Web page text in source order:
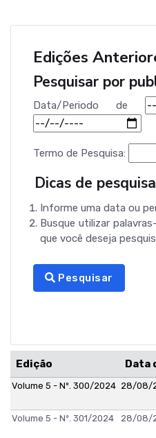
Edições
Pesquisar por
Data/Periodo de
Termo de Pesquisa:
Dicas de
Informe uma data ou
Busque utilizar
que você deseja
Pesquisar
Edição Data
Volume 5 - Nº. 300/2024 28/08/
Volume 5 - Nº. 301/2024 28/08/